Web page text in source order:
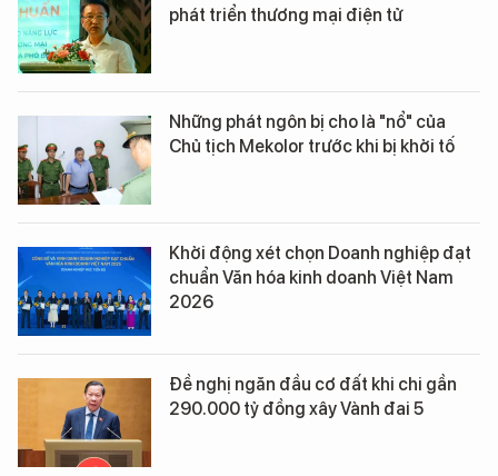
phát triển thương mại điện tử
Những phát ngôn bị cho là "nổ" của
Chủ tịch Mekolor trước khi bị khởi tố
Khởi động xét chọn Doanh nghiệp đạt
chuẩn Văn hóa kinh doanh Việt Nam
2026
Đề nghị ngăn đầu cơ đất khi chi gần
290.000 tỷ đồng xây Vành đai 5